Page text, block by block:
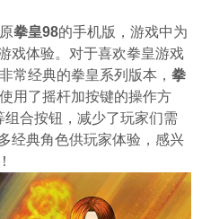
拳皇98的手机版，游戏中为
戏体验。对于喜欢拳皇游戏
常经典的拳皇系列版本， 拳
用了摇杆加按键的操作方
合按钮，减少了玩家们需
经典角色供玩家体验，感兴